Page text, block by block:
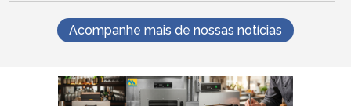
Acompanhe mais de nossas notícias